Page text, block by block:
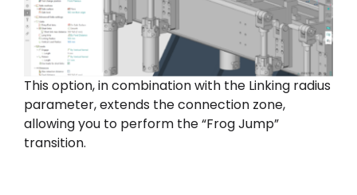
This option, in combination with the Linking radius
parameter, extends the connection zone,
allowing you to perform the “Frog Jump”
transition.